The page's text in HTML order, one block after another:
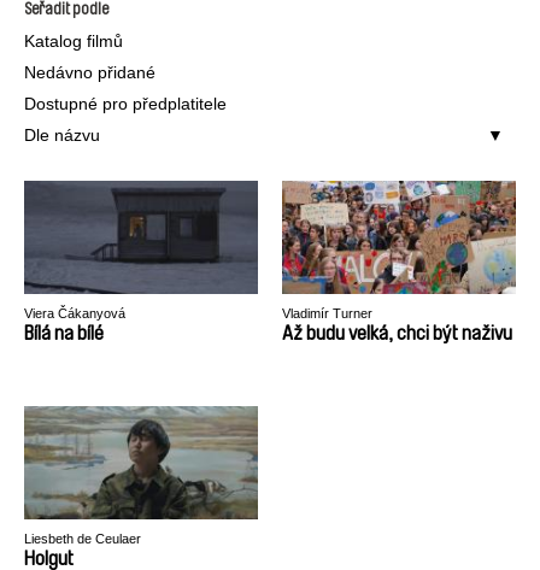
Seřadit podle
Katalog filmů
Nedávno přidané
Dostupné pro předplatitele
Dle názvu
Viera Čákanyová
Bílá na bílé
Vladimír Turner
Až budu velká, chci být naživu
Liesbeth de Ceulaer
Holgut